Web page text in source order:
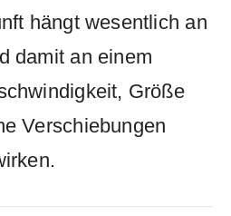
hängt wesentlich an
damit an einem
Größe
Verschiebungen